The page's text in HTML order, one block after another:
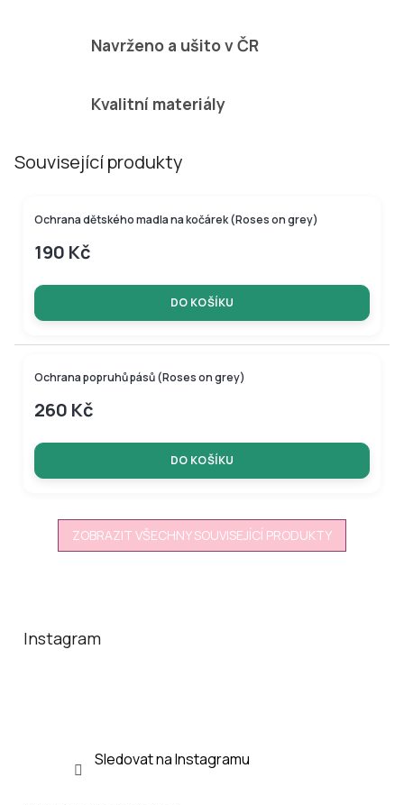
Navrženo a ušito v ČR
Kvalitní materiály
Související produkty
Ochrana dětského madla na kočárek (Roses on grey)
190 Kč
DO KOŠÍKU
Ochrana popruhů pásů (Roses on grey)
260 Kč
DO KOŠÍKU
ZOBRAZIT VŠECHNY SOUVISEJÍCÍ PRODUKTY
Instagram
Sledovat na Instagramu